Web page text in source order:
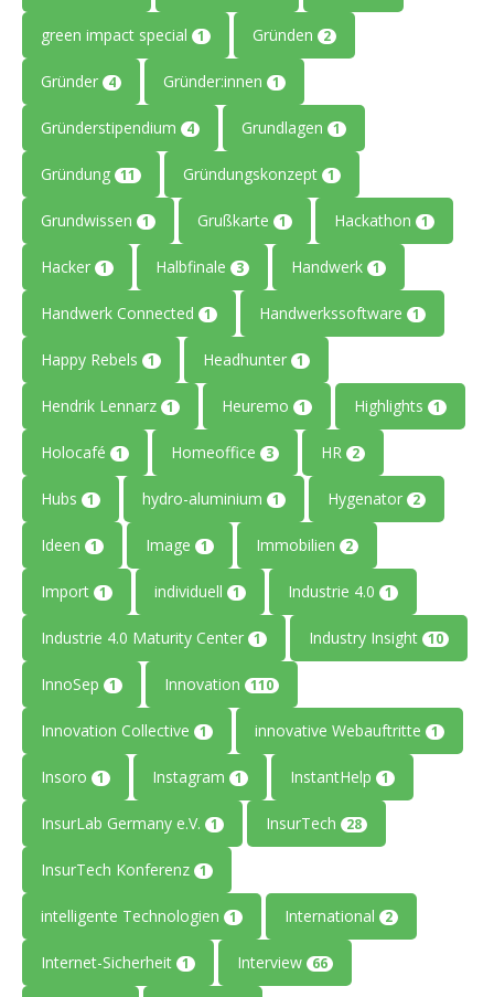
green impact special 1 Gründen 2
Gründer 4 Gründer:innen 1
Gründerstipendium 4 Grundlagen 1
Gründung 11 Gründungskonzept 1
Grundwissen 1 Grußkarte 1 Hackathon 1
Hacker 1 Halbfinale 3 Handwerk 1
Handwerk Connected 1 Handwerkssoftware 1
Happy Rebels 1 Headhunter 1
Hendrik Lennarz 1 Heuremo 1 Highlights 1
Holocafé 1 Homeoffice 3 HR 2
Hubs 1 hydro-aluminium 1 Hygenator 2
Ideen 1 Image 1 Immobilien 2
Import 1 individuell 1 Industrie 4.0 1
Industrie 4.0 Maturity Center 1 Industry Insight 10
InnoSep 1 Innovation 110
Innovation Collective 1 innovative Webauftritte 1
Insoro 1 Instagram 1 InstantHelp 1
InsurLab Germany e.V. 1 InsurTech 28
InsurTech Konferenz 1
intelligente Technologien 1 International 2
Internet-Sicherheit 1 Interview 66